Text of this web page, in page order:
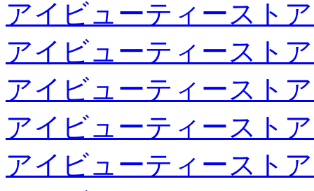
アイビューティースト
アイビューティースト
アイビューティースト
アイビューティースト
アイビューティースト